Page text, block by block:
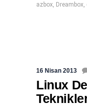
azbox Dreambox
16 Nisan 2013
Linux